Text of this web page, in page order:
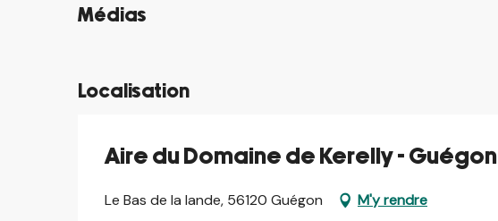
Médias
©
Localisation
Aire du Domaine de Kerelly - Guégon
Le Bas de la lande, 56120 Guégon M'y rendre